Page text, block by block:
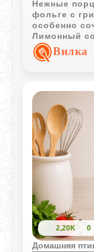
Нежные
фольге с
особенно
Лимонный
свежесть, а
вкус более
Вилка
2,20K 0
Домашняя